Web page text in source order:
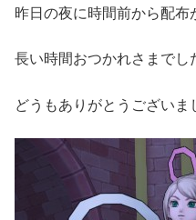
昨日の夜に時間前から配布
長い時間おつかれさまでし
どうもありがとうござい